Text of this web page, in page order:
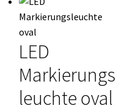
LED
Markierungs
leuchte oval